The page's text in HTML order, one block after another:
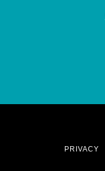
PRIVACY